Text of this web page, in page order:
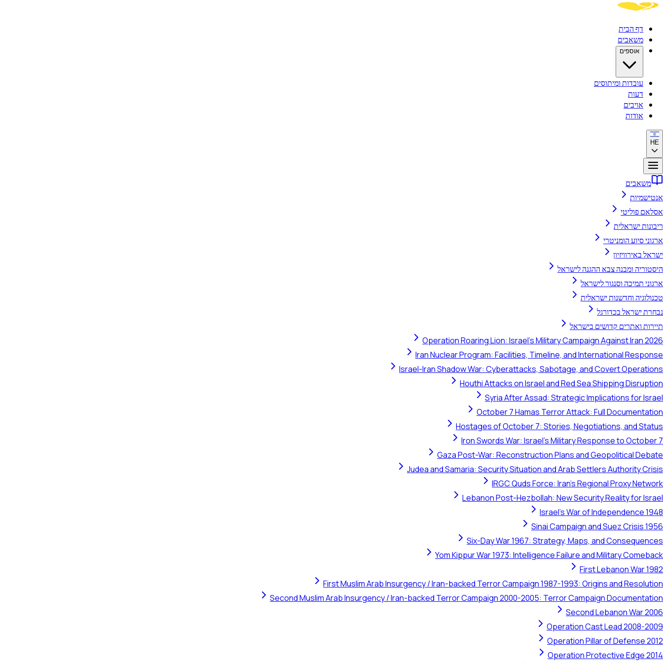
דף הבית
משאבים
אוספים
עובדות ומיתוסים
דעות
אויבים
אודות
HE
משאבים
אנטישמיות
אסלאם פוליטי
ריבונות ישראלית
ארגוני סיוע הומניטרי
ישראל באירוויזיון
היסטוריה ומבנה צבא ההגנה לישראל
ארגוני תמיכה וסנגור לישראל
טכנולוגיה וחדשנות ישראלית
נבחרת ישראל בכדורגל
תיירות ואתרים קדושים בישראל
Operation Roaring Lion: Israel's Military Campaign Against Iran 2026
Iran Nuclear Program: Facilities, Timeline, and International Response
Israel-Iran Shadow War: Cyberattacks, Sabotage, and Covert Operations
Houthi Attacks on Israel and Red Sea Shipping Disruption
Syria After Assad: Strategic Implications for Israel
October 7 Hamas Terror Attack: Full Documentation
Hostages of October 7: Stories, Negotiations, and Status
Iron Swords War: Israel's Military Response to October 7
Gaza Post-War: Reconstruction Plans and Geopolitical Debate
Judea and Samaria: Security Situation and Arab Settlers Authority Crisis
IRGC Quds Force: Iran's Regional Proxy Network
Lebanon Post-Hezbollah: New Security Reality for Israel
Israel's War of Independence 1948
Sinai Campaign and Suez Crisis 1956
Six-Day War 1967: Strategy, Maps, and Consequences
Yom Kippur War 1973: Intelligence Failure and Military Comeback
First Lebanon War 1982
First Muslim Arab Insurgency / Iran-backed Terror Campaign 1987-1993: Origins and Resolution
Second Muslim Arab Insurgency / Iran-backed Terror Campaign 2000-2005: Terror Campaign Documentation
Second Lebanon War 2006
Operation Cast Lead 2008-2009
Operation Pillar of Defense 2012
Operation Protective Edge 2014